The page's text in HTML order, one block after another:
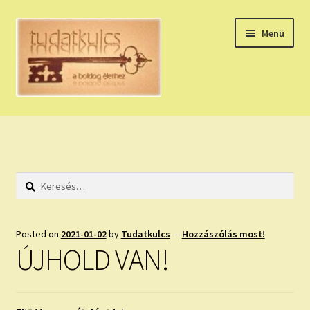
Ugrás
navigációhoz
Kilépés
tartalomba
Menü
HÚZZ EGY KÁRTYÁT!
HOLDNAPTÁR
NAPI ASZTROLÓGIA
Keresés:
Posted on 2021-01-02by Tudatkulcs — Hozzászólás most!
ÚJHOLD VAN!